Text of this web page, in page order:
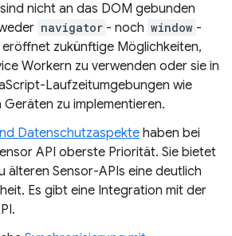
nicht an das DOM gebunden
navigator - noch window -
zukünftige Möglichkeiten,
Workern zu verwenden oder sie in
Laufzeitumgebungen wie
zu implementieren.
Datenschutzaspekte haben bei
API oberste Priorität. Sie bietet
älteren Sensor-APIs eine deutlich
Es gibt eine Integration mit der